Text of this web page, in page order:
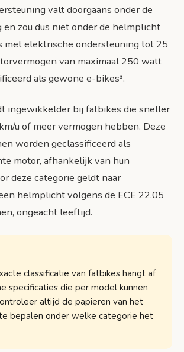
valt doorgaans onder de
zou dus niet onder de helmplicht
met elektrische ondersteuning tot 25
van maximaal 250 watt
als gewone e-bikes³.
ingewikkelder bij fatbikes die sneller
u of meer vermogen hebben. Deze
worden geclassificeerd als
motor, afhankelijk van hun
deze categorie geldt naar
helmplicht volgens de ECE 22.05
ongeacht leeftijd.
classificatie van fatbikes hangt af
specificaties die per model kunnen
altijd de papieren van het
bepalen onder welke categorie het